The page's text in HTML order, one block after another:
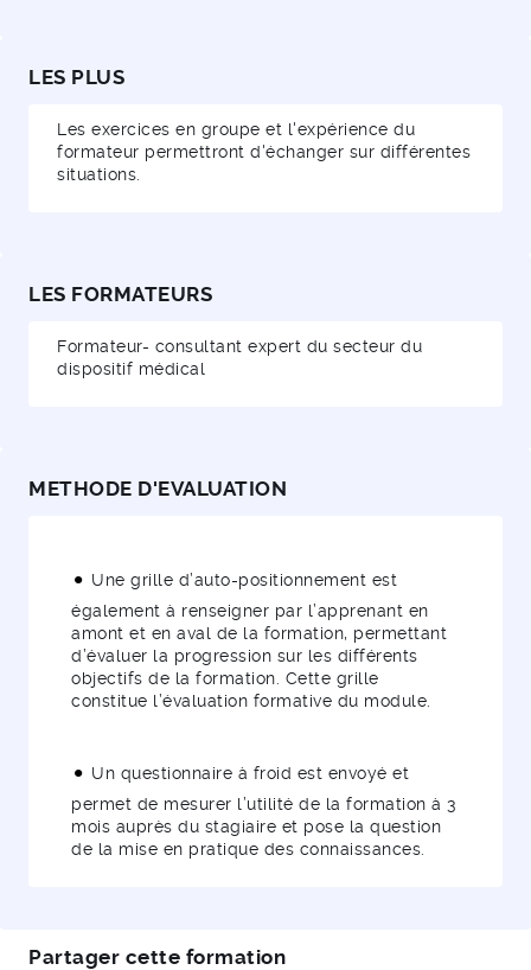
LES PLUS
Les exercices en groupe et l'expérience du
formateur permettront d'échanger sur différentes
situations.
LES FORMATEURS
Formateur- consultant expert du secteur du
dispositif médical
METHODE D'EVALUATION
Une grille d’auto-positionnement est
également à renseigner par l’apprenant en
amont et en aval de la formation, permettant
d’évaluer la progression sur les différents
objectifs de la formation. Cette grille
constitue l’évaluation formative du module.
Un questionnaire à froid est envoyé et
permet de mesurer l’utilité de la formation à 3
mois auprès du stagiaire et pose la question
de la mise en pratique des connaissances.
Partager cette formation